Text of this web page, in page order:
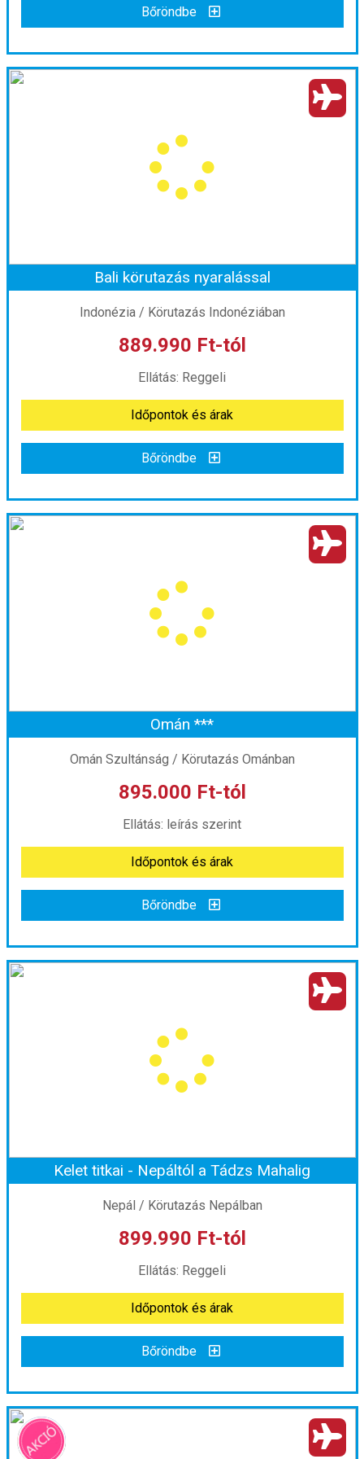
Bőröndbe
Nepál körutazás ***
Körutazás Nepálban
Utazás módja:
Repülővel
Ellátás: leírás szerint
Szálláskategória:
2 ágyas szoba
Időpont: 2026-10-25 | 9 éj
már 855.000 Ft-tól
Időpontok és árak
Bőröndbe
Bali körutazás nyaralással
Indonézia / Körutazás Indonéziában
889.990 Ft-tól
Ellátás: Reggeli
Időpontok és árak
Bőröndbe
Bali körutazás nyaralással
Körutazás Indonéziában
Utazás módja:
Repülővel
Ellátás:
Reggeli
Szálláskategória:Program szerint
2 ágyas szoba
Időpont: 2027-02-18 | 11 éj
már 889.990 Ft-tól
Időpontok és árak
Bőröndbe
Omán ***
Omán Szultánság / Körutazás Ománban
895.000 Ft-tól
Ellátás: leírás szerint
Időpontok és árak
Bőröndbe
Omán ***
Körutazás Ománban
Utazás módja:
Ellátás: leírás szerint
Szálláskategória:
2 ágyas szoba
Időpont: 2026-10-19 | 7 éj
már 895.000 Ft-tól
Időpontok és árak
Bőröndbe
Kelet titkai - Nepáltól a Tádzs Mahalig
Nepál / Körutazás Nepálban
899.990 Ft-tól
Ellátás: Reggeli
Időpontok és árak
Bőröndbe
Kelet titkai - Nepáltól a Tádzs Mahalig